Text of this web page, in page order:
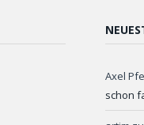
Axel
schon